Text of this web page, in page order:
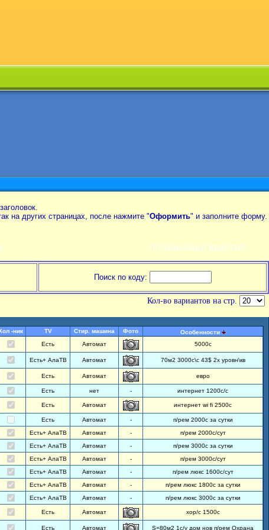
на других страницах, после нажмите "Оформить" и заполните форму.
ПЛАНИРОВКИ КВАРТИР
Поиск по коду:
Кол-во вариантов на стр.
-ник TV Стир. машина Фото
Особенности
Есть Автомат 5000с
Есть+ АлаТВ Автомат 70м2 3000с\с 43$ 2х уровн\кв
Есть Автомат евро
Есть нет - интернет 1200с/с
Есть Автомат интернет wi fi 2500с
Есть Автомат -
п/рем 2000с за сутки
Есть+ АлаТВ Автомат -
п/рем 2000с/сут
Есть+ АлаТВ Автомат -
п/рем 3000с за сутки
Есть+ АлаТВ Автомат -
п/рем 3000с/сут
Есть+ АлаТВ Автомат -
п/рем люкс 1600с/сут
Есть+ АлаТВ Автомат -
п/рем люкс 1800с за сутки
Есть+ АлаТВ Автомат - п/рем люкс 3000с за сутки
Есть Автомат хор/с 1500с
Есть Автомат S=80м2 1с/у дом нов п/рем Охрана